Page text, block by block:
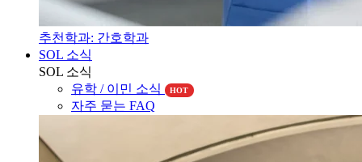
추천학과: 간호학과
SOL 소식
SOL 소식
유학 / 이민 소식
자주 묻는 FAQ